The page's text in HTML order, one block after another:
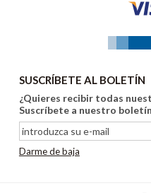
SUSCRÍBETE AL BOLETÍN
¿Quieres recibir todas
Suscríbete a nuestro
Darme de baja